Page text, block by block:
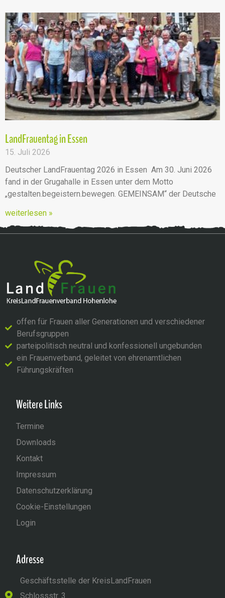
LandFrauentag in Essen
15. Juli 2026
Deutscher LandFrauentag 2026 in Essen Am 30. Juni 2026
fand in der Grugahalle in Essen unter dem Motto
„gestalten.begeistern.bewegen. GEMEINSAM“ der Deutsche
weiterlesen »
offen für Frauen aller Generationen und verschiedener
Berufsgruppen
parteipolitisch neutral und konfessionell ungebunden
ein Frauenverband, geleitet von ehrenamtlichen
Führungskräften
Weitere Links
Termine
Downloads
Kontakt
Impressum
Datenschutzerklärung
Cookie-Einstellungen
Login
Adresse
Geschäftsstelle der KreisLandFrauen
Schlossstr. 3